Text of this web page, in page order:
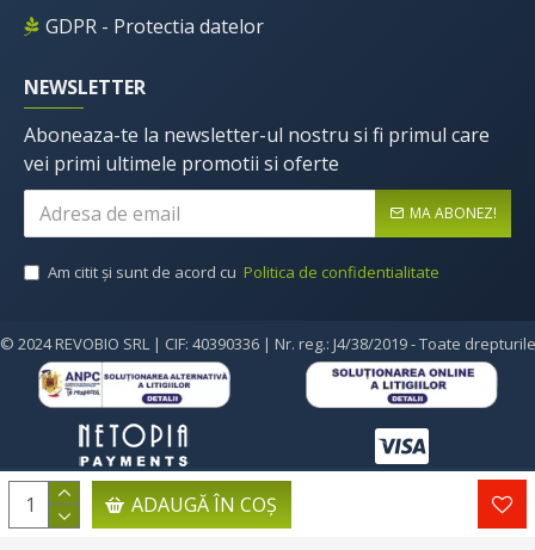
ADAUGĂ ÎN COŞ
GDPR - Protectia datelor
NEWSLETTER
Aboneaza-te la newsletter-ul nostru si fi primul care
vei primi ultimele promotii si oferte
MA ABONEZ!
Am citit şi sunt de acord cu Politica de confidentialitate
© 2024 REVOBIO SRL | CIF: 40390336 | Nr. reg.: J4/38/2019 - Toate